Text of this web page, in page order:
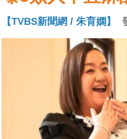
【TVBS新聞網 / 朱育嫻】